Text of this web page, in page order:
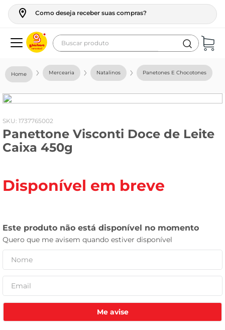
Como deseja receber suas compras?
Buscar produto
Mercearia Natalinos Panetones E Chocotones
: 1737765002
Panettone Visconti Doce de Leite
Caixa 450g
Disponível em breve
Me avise
geladeira
fogao
café
cerveja
leite
tv